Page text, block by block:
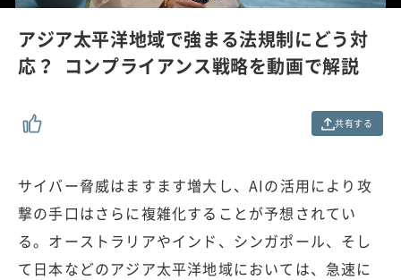
u
1
0
0
アジア太平洋地域で強まる法規制にどう対
応？ コンプライアンス戦略を動画で解説
共有する
サイバー脅威はますます増大し、AIの活用により攻
撃の手口はさらに複雑化することが予想されてい
る。オーストラリアやインド、シンガポール、そし
て日本などのアジア太平洋地域においては、急速に